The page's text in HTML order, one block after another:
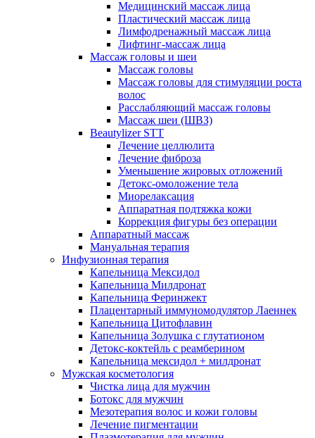
Медицинский массаж лица
Пластический массаж лица
Лимфодренажный массаж лица
Лифтинг-массаж лица
Массаж головы и шеи
Массаж головы
Массаж головы для стимуляции роста
волос
Расслабляющий массаж головы
Массаж шеи (ШВЗ)
Beautylizer STT
Лечение целлюлита
Лечение фиброза
Уменьшение жировых отложений
Детокс-омоложение тела
Миорелаксация
Аппаратная подтяжка кожи
Коррекция фигуры без операции
Аппаратный массаж
Мануальная терапия
Инфузионная терапия
Капельница Мексидол
Капельница Милдронат
Капельница Феринжект
Плацентарный иммуномодулятор Лаеннек
Капельница Цитофлавин
Капельница Золушка с глутатионом
Детокс-коктейль с реамберином
Капельница мексидол + милдронат
Мужская косметология
Чистка лица для мужчин
Ботокс для мужчин
Мезотерапия волос и кожи головы
Лечение пигментации